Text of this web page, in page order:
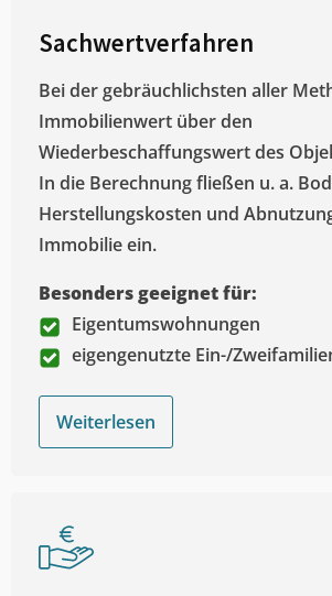
Sachwertverfahren
Bei der gebräuchlichsten aller
Immobilienwert über den
Wiederbeschaffungswert des
In die Berechnung fließen u. a.
Herstellungskosten und
Immobilie ein.
Besonders geeignet für:
Eigentumswohnungen
eigengenutzte Ein-/
Weiterlesen